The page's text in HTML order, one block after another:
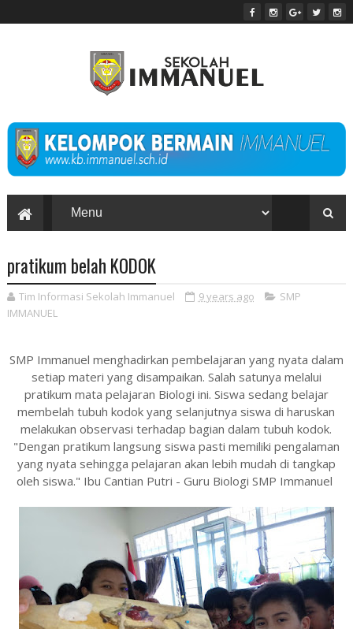
pratikum belah KODOK
Tim Informasi Sekolah Immanuel 9 years ago
SMP
IMMANUEL
SMP Immanuel menghadirkan pembelajaran yang nyata dalam
setiap materi yang disampaikan. Salah satunya melalui
pratikum mata pelajaran Biologi ini. Siswa sedang belajar
membelah tubuh kodok yang selanjutnya siswa di haruskan
melakukan observasi terhadap bagian dalam tubuh kodok.
"Dengan pratikum langsung siswa pasti memiliki pengalaman
yang nyata sehingga pelajaran akan lebih mudah di tangkap
oleh siswa." Ibu Cantian Putri - Guru Biologi SMP Immanuel